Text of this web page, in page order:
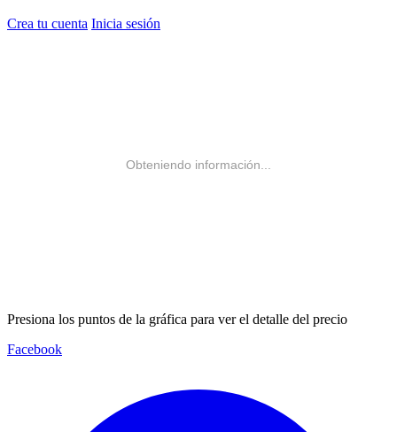
Crea tu cuenta Inicia sesión
Obteniendo información...
Presiona los puntos de la gráfica para ver el detalle del precio
Facebook